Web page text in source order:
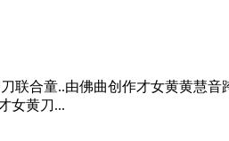
联合童..由佛曲创作才女黄黄慧
女黄刀...